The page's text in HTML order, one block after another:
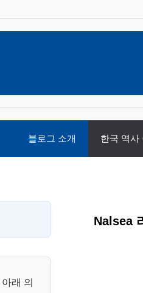
블로그 소개 한국 역사
래 의
Nalsea